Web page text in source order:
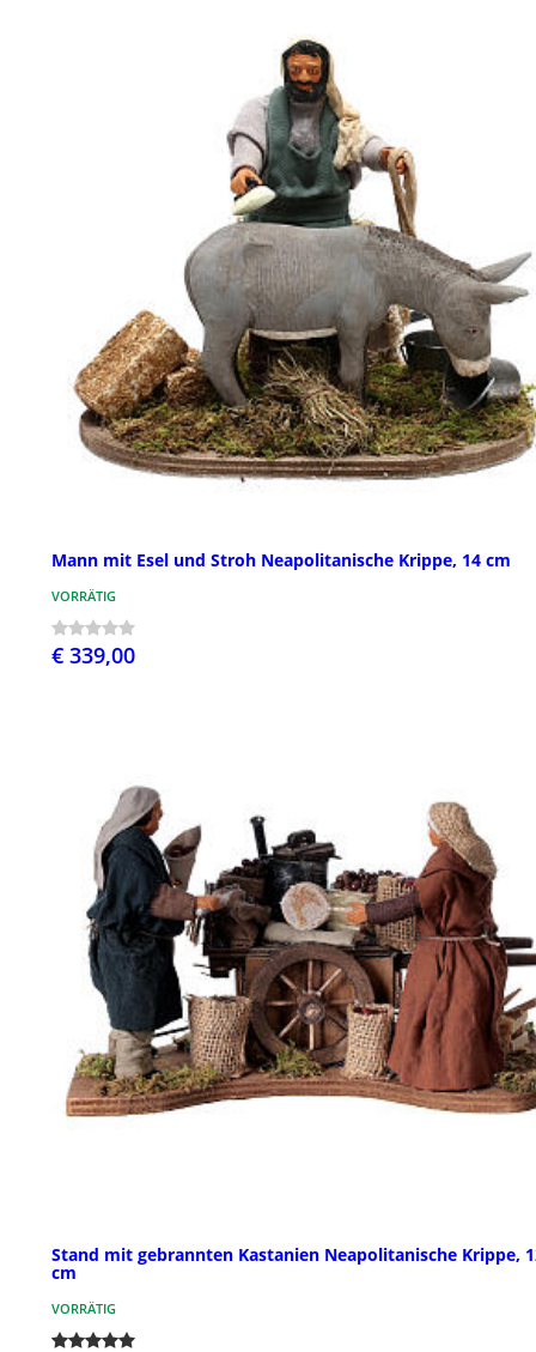
Mann mit Esel und Stroh Neapolitanische Krippe, 14 cm
VORRÄTIG
€ 339,00
Stand mit gebrannten Kastanien Neapolitanische Krippe,
cm
VORRÄTIG